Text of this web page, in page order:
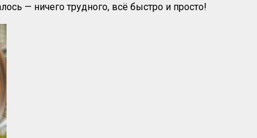
— ничего трудного, всё быстро и просто!